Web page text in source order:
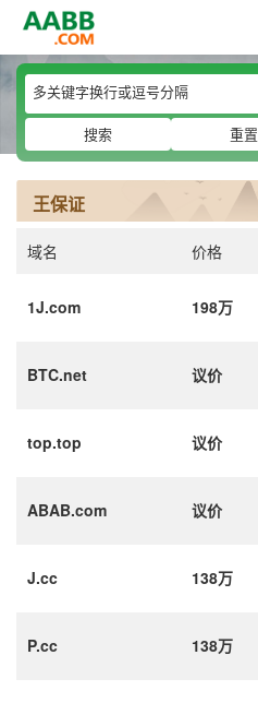
搜索
重置
王保证
域名 价格
1J.com 198万
BTC.net 议价
top.top 议价
ABAB.com 议价
J.cc 138万
P.cc 138万